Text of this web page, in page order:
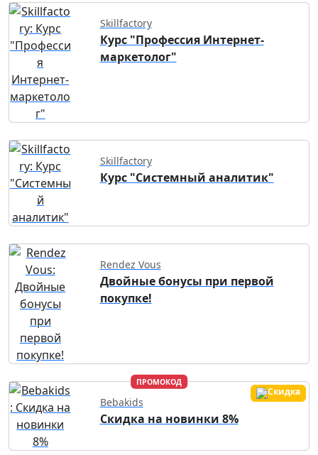
Skillfactory
Курс "Профессия Интернет-
маркетолог"
Skillfactory
Курс "Системный аналитик"
Rendez Vous
Двойные бонусы при первой
покупке!
ПРОМОКОД
Bebakids
Скидка на новинки 8%